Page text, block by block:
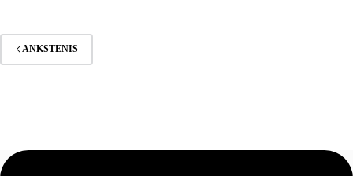
ANKSTENIS